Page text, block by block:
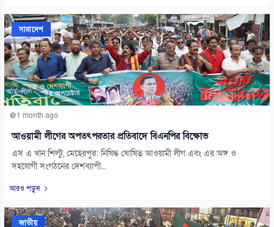
সারাদেশ
1 month ago
আওয়ামী লীগের অপতৎপরতার প্রতিবাদে বিএনপির বিক্ষোভ
এস এ খান শিল্টু, মেহেরপুর: নিষিদ্ধ ঘোষিত আওয়ামী লীগ এবং এর অঙ্গ ও
সহযোগী সংগঠনের দেশব্যাপী...
আরও পড়ুন
জাতীয়